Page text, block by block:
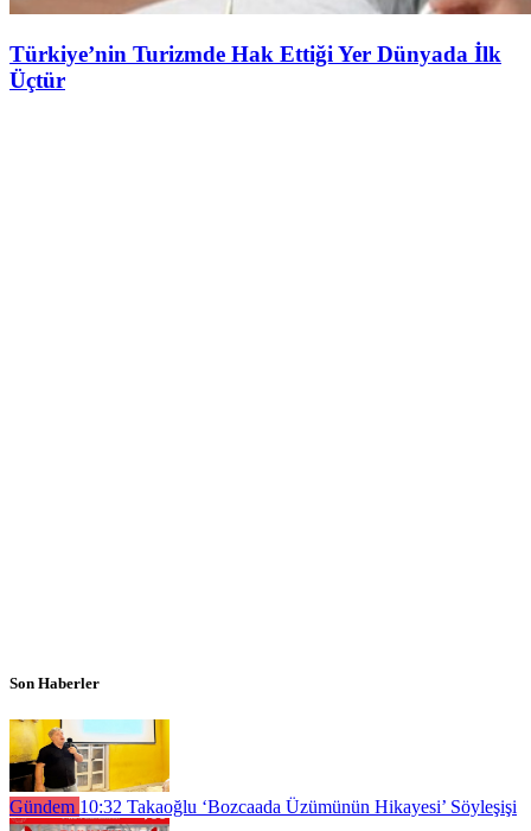
Türkiye’nin Turizmde Hak Ettiği Yer Dünyada İlk
Üçtür
Son Haberler
Gündem 10:32 Takaoğlu ‘Bozcaada Üzümünün Hikayesi’ Söyleşişi